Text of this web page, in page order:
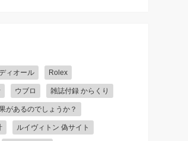
ィオール Rolex
ウブロ 雑誌付録 からくり
があるのでしょうか？
ルイヴィトン 偽サイト